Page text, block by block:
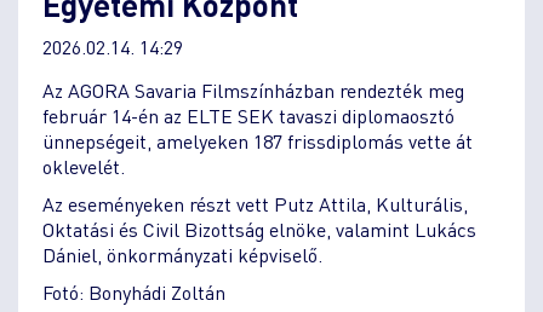
2026.02.14. 14:29
Az AGORA Savaria Filmszínházban rendezték meg
február 14-én az ELTE SEK tavaszi diplomaosztó
ünnepségeit, amelyeken 187 frissdiplomás vette át
oklevelét.
Az eseményeken részt vett Putz Attila, Kulturális,
Oktatási és Civil Bizottság elnöke, valamint Lukács
Dániel, önkormányzati képviselő.
Fotó: Bonyhádi Zoltán